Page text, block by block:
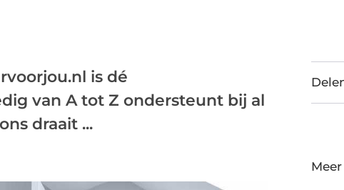
is dé
van A tot Z ondersteunt bij al
draait ...